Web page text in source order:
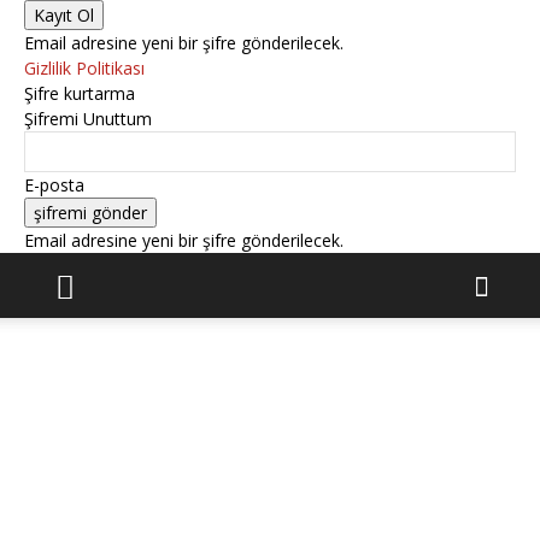
Email adresine yeni bir şifre gönderilecek.
Gizlilik Politikası
Şifre kurtarma
Şifremi Unuttum
E-posta
Email adresine yeni bir şifre gönderilecek.